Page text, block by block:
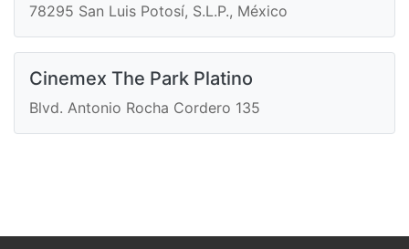
78295 San Luis Potosí, S.L.P., México
Cinemex The Park Platino
Blvd. Antonio Rocha Cordero 135